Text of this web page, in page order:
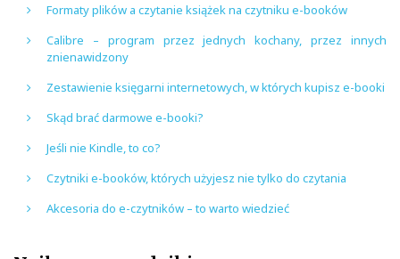
Formaty plików a czytanie książek na czytniku e-booków
Calibre – program przez jednych kochany, przez innych
znienawidzony
Zestawienie księgarni internetowych, w których kupisz e-booki
Skąd brać darmowe e-booki?
Jeśli nie Kindle, to co?
Czytniki e-booków, których użyjesz nie tylko do czytania
Akcesoria do e-czytników – to warto wiedzieć